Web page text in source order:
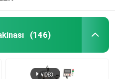
(146)